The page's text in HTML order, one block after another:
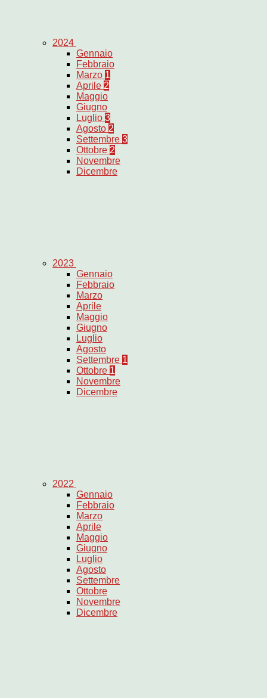
2024
Gennaio
Febbraio
Marzo 1
Aprile 2
Maggio
Giugno
Luglio 3
Agosto 2
Settembre 3
Ottobre 2
Novembre
Dicembre
2023
Gennaio
Febbraio
Marzo
Aprile
Maggio
Giugno
Luglio
Agosto
Settembre 1
Ottobre 1
Novembre
Dicembre
2022
Gennaio
Febbraio
Marzo
Aprile
Maggio
Giugno
Luglio
Agosto
Settembre
Ottobre
Novembre
Dicembre